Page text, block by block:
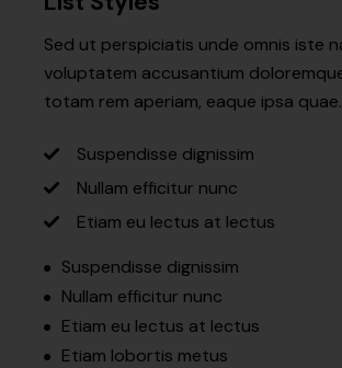
Sed ut perspiciatis unde omnis iste
voluptatem accusantium
totam rem aperiam, eaque ipsa quae.
Suspendisse dignissim
Nullam efficitur nunc
Etiam eu lectus at lectus
Suspendisse dignissim
Nullam efficitur nunc
Etiam eu lectus at lectus
Etiam lobortis metus